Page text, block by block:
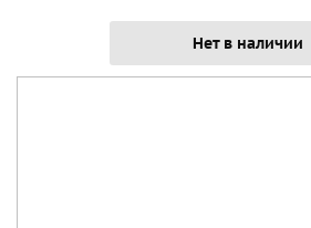
Нет в наличии